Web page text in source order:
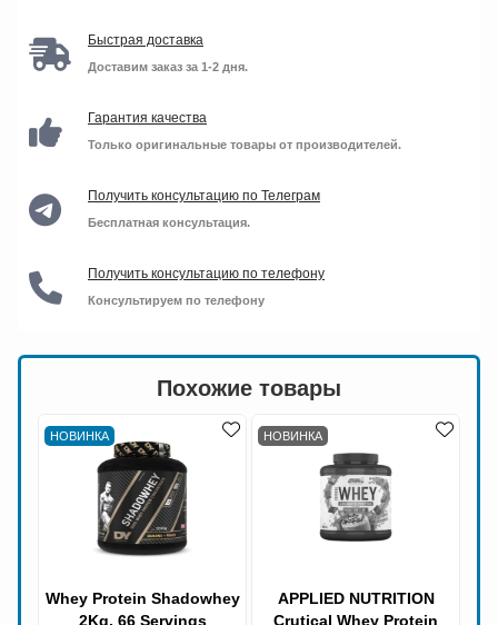
Быстрая доставка
Доставим заказ за 1-2 дня.
Гарантия качества
Только оригинальные товары от производителей.
Получить консультацию по Телеграм
Бесплатная консультация.
Получить консультацию по телефону
Консультируем по телефону
Похожие товары
НОВИНКА
Whey Protein Shadowhey
2Kg, 66 Servings
НОВИНКА
APPLIED NUTRITION
Crutical Whey Protein